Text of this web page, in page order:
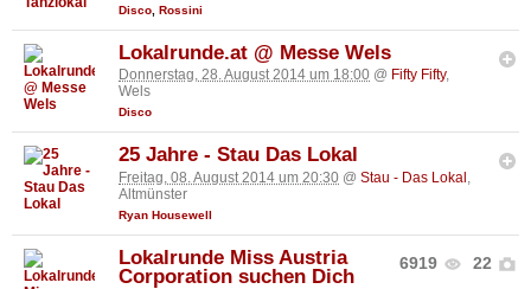
Disco Rossini
Lokalrunde.at @ Messe Wels
Donnerstag, 28. August 2014 um 18:00 @ Fifty Fifty,
Wels
Disco
25 Jahre - Stau Das Lokal
Freitag, 08. August 2014 um 20:30 @ Stau - Das Lokal
Altmünster
Ryan Housewell
6919 22
Lokalrunde Miss Austria
Corporation suchen Dich